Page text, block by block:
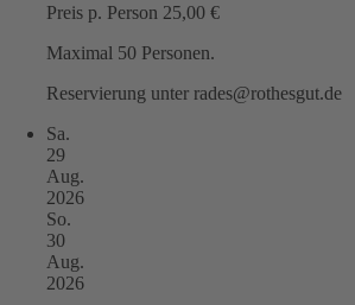
Preis p. Person 25,00 €
Maximal 50 Personen.
Reservierung unter rades@rothesgut.de
Sa.
29
Aug.
2026
So.
30
Aug.
2026